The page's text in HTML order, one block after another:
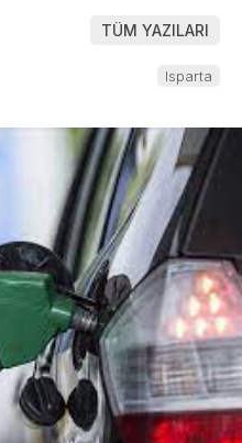
TÜM YAZILARI
Isparta